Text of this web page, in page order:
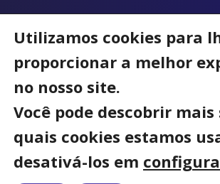
Email
Utilizamos cookies para
proporcionar a melhor
no nosso site.
Você pode descobrir mais
quais cookies estamos
desativá-los em